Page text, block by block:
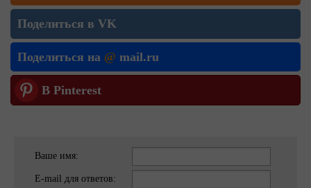
Поделиться в VK
Поделиться на @ mail.ru
В Pinterest
Ваше имя:
E-mail для ответов: